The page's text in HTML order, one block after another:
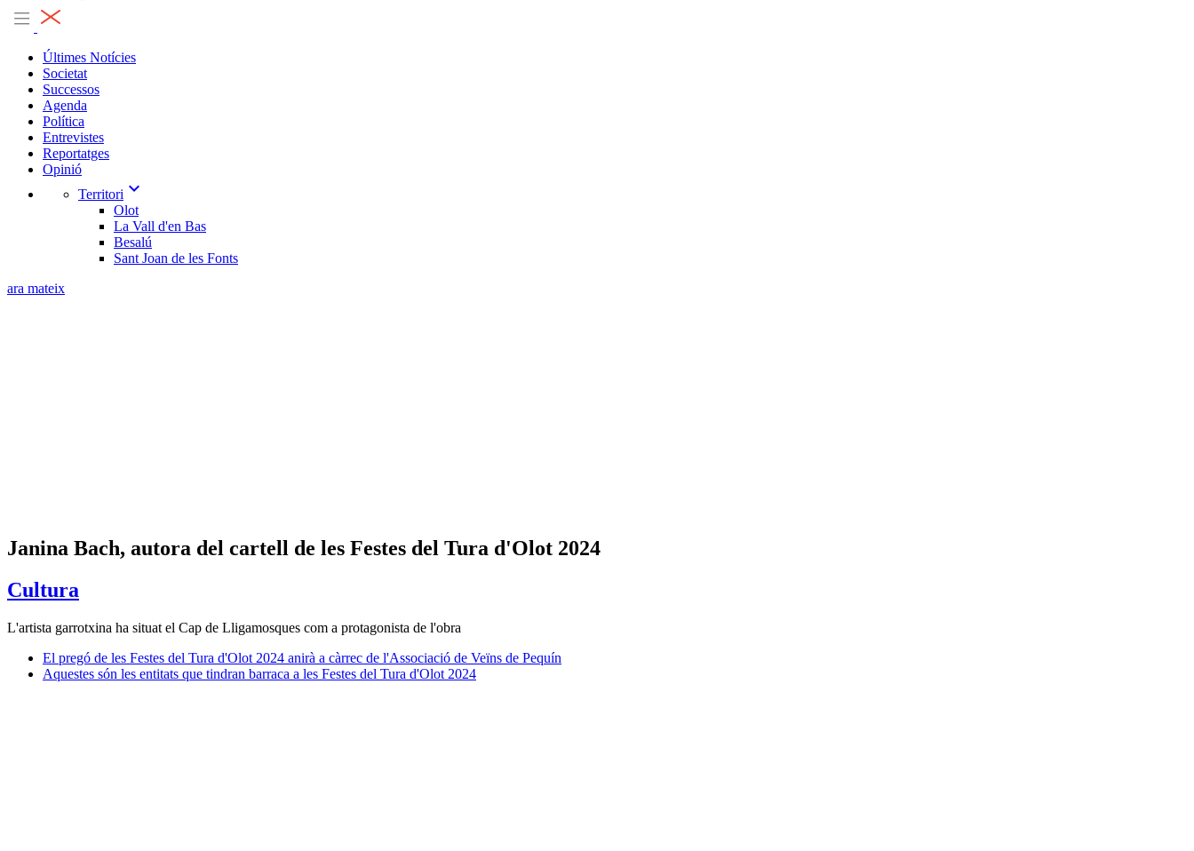
Últimes Notícies
Societat
Successos
Agenda
Política
Entrevistes
Reportatges
Opinió
Territori expand_more
Olot
La Vall d'en Bas
Besalú
Sant Joan de les Fonts
ara mateix
Janina Bach, autora del cartell de les Festes del Tura d'Olot 2024
Cultura
L'artista garrotxina ha situat el Cap de Lligamosques com a protagonista de l'obra
El pregó de les Festes del Tura d'Olot 2024 anirà a càrrec de l'Associació de Veïns de Pequín
Aquestes són les entitats que tindran barraca a les Festes del Tura d'Olot 2024